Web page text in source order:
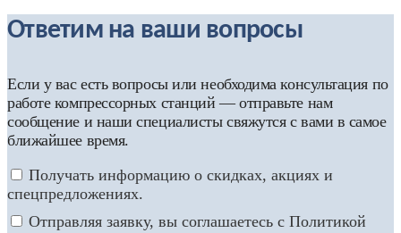
Ответим на ваши вопросы
Если у вас есть вопросы или необходима консультация по
работе компрессорных станций — отправьте нам
сообщение и наши специалисты свяжутся с вами в самое
ближайшее время.
Получать информацию о скидках, акциях и
спецпредложениях.
Отправляя заявку, вы соглашаетесь с Политикой